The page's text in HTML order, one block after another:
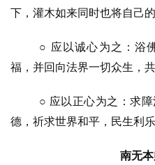
下，灌木如来同时也将自己的
○ 应以诚心为之：浴
福，并回向法界一切众生，
○ 应以正心为之：求
德，祈求世界和平，民生利乐
南无